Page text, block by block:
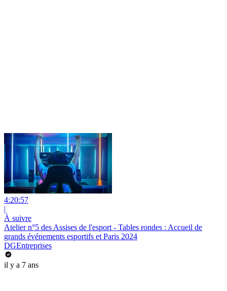
4:20:57
|
À suivre
Atelier n°5 des Assises de l'esport - Tables rondes : Accueil de
grands événements esportifs et Paris 2024
DGEntreprises
il y a 7 ans